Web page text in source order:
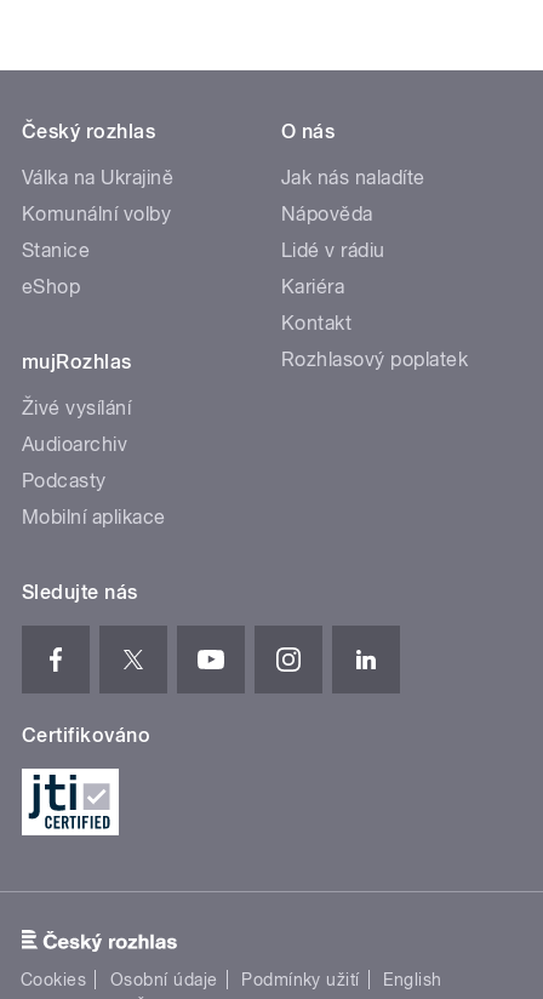
Český rozhlas
Válka na Ukrajině
Komunální volby
Stanice
eShop
mujRozhlas
Živé vysílání
Audioarchiv
Podcasty
Mobilní aplikace
O nás
Jak nás naladíte
Nápověda
Lidé v rádiu
Kariéra
Kontakt
Rozhlasový poplatek
Sledujte nás
Certifikováno
Cookies Osobní údaje Podmínky užití
English